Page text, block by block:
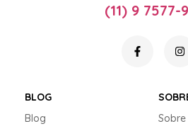
(11) 9 7577-
BLOG
Blog
Sobre